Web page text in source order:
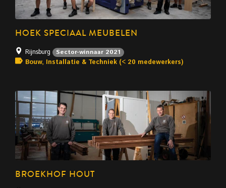
HOEK SPECIAAL MEUBELEN
Rijnsburg Sector-winnaar 2021
Bouw, Installatie & Techniek (< 20 medewerkers)
BROEKHOF HOUT